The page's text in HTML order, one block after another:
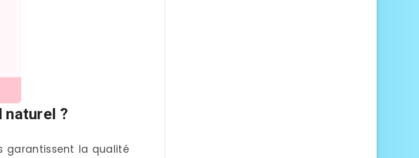
naturel ?
garantissent la qualité